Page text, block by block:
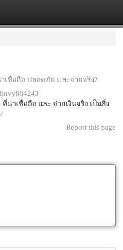
เชื่อถือ ปลอดภัย และจ่ายจริง?
น่าเชื่อถือ และ จ่ายเงินจริง เป็นสิ่ง
Report this page